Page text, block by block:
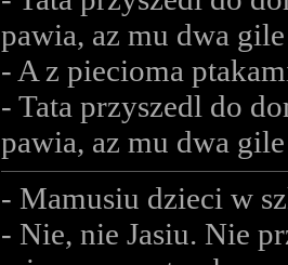
pawia, az mu dwa
- A z piecioma
- Tata przyszedl do
pawia, az mu dwa
- Mamusiu dzieci w
- Nie, nie Jasiu. Nie